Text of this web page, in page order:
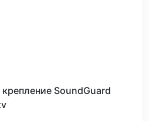
SoundGuard